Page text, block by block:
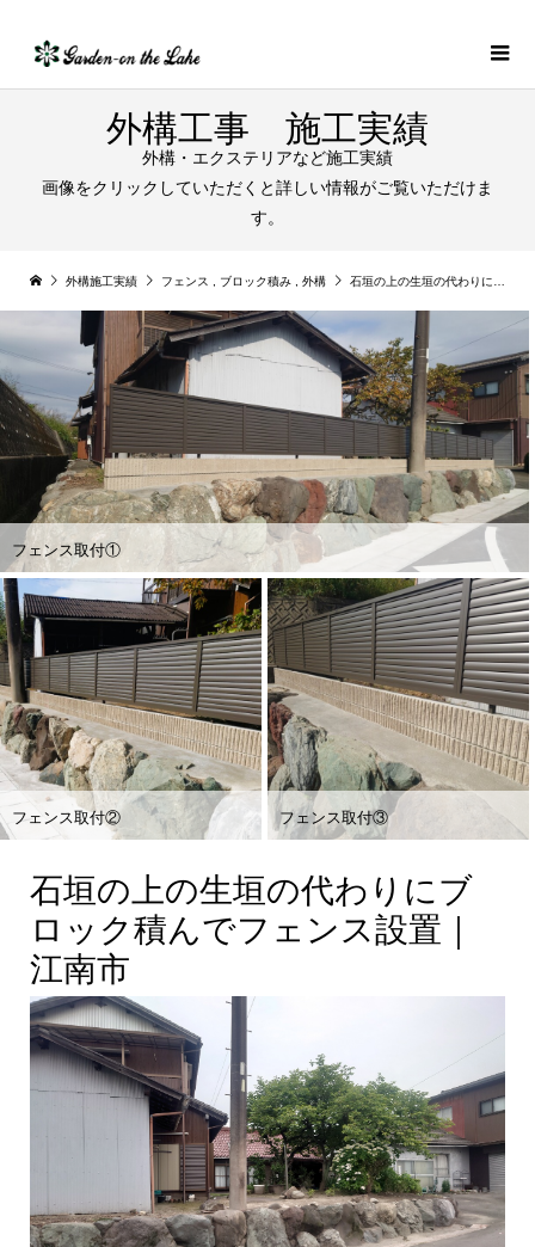
外構工事 施工実績
外構・エクステリアなど施工実績
画像をクリックしていただくと詳しい情報がご覧いただけま
す。
外構施工実績 フェンス ブロック積み 外構 石垣の上の生垣の代わりにブロック積んでフェンス設置｜江南市
フェンス取付①
フェンス取付② フェンス取付③
石垣の上の生垣の代わりにブ
ロック積んでフェンス設置｜
江南市